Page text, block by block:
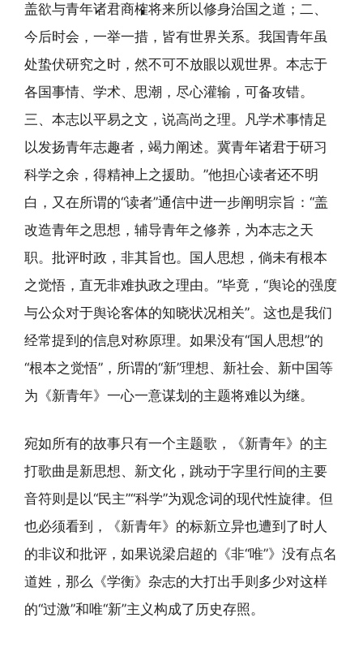
盖欲与青年诸君商榷将来所以修身治国之道；二、
今后时会，一举一措，皆有世界关系。我国青年虽
处蛰伏研究之时，然不可不放眼以观世界。本志于
各国事情、学术、思潮，尽心灌输，可备攻错。
三、本志以平易之文，说高尚之理。凡学术事情足
以发扬青年志趣者，竭力阐述。冀青年诸君于研习
科学之余，得精神上之援助。”他担心读者还不明
白，又在所谓的“读者”通信中进一步阐明宗旨：“盖
改造青年之思想，辅导青年之修养，为本志之天
职。批评时政，非其旨也。国人思想，倘未有根本
之觉悟，直无非难执政之理由。”毕竟，“舆论的强度
与公众对于舆论客体的知晓状况相关”。这也是我们
经常提到的信息对称原理。如果没有“国人思想”的
“根本之觉悟”，所谓的“新”理想、新社会、新中国等
为《新青年》一心一意谋划的主题将难以为继。
宛如所有的故事只有一个主题歌，《新青年》的主
打歌曲是新思想、新文化，跳动于字里行间的主要
音符则是以“民主”“科学”为观念词的现代性旋律。但
也必须看到，《新青年》的标新立异也遭到了时人
的非议和批评，如果说梁启超的《非“唯”》没有点名
道姓，那么《学衡》杂志的大打出手则多少对这样
的“过激”和唯“新”主义构成了历史存照。